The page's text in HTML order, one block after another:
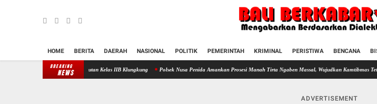
HOME BERITA DAERAH NASIONAL POLITIK PEMERINTAH KRIMINAL PERISTIWA BENCANA
BREAKING
NEWS
Sinergi dengan Rutan Kelas IIB Klungkung Polsek Nusa Penida Amankan Prosesi Manah Tirta Ngaben Massal, Wujudkan Kamtibmas Tetap Kondusif
ADVERTISEMENT